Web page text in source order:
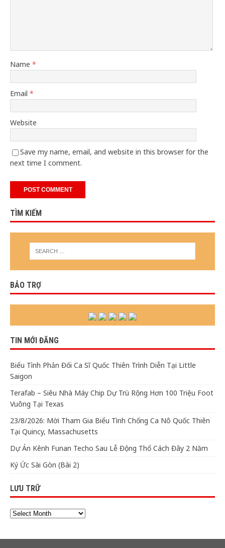
Name *
Email *
Website
Save my name, email, and website in this browser for the
next time I comment.
TÌM KIẾM
BẢO TRỢ
TIN MỚI ĐĂNG
Biểu Tình Phản Đối Ca Sĩ Quốc Thiên Trình Diễn Tại Little
Saigon
Terafab – Siêu Nhà Máy Chip Dự Trù Rộng Hơn 100 Triệu Foot
Vuông Tại Texas
23/8/2026: Mời Tham Gia Biểu Tình Chống Ca Nô Quốc Thiên
Tại Quincy, Massachusetts
Dự Án Kênh Funan Techo Sau Lễ Động Thổ Cách Đây 2 Năm
Ký Ức Sài Gòn (Bài 2)
LƯU TRỮ